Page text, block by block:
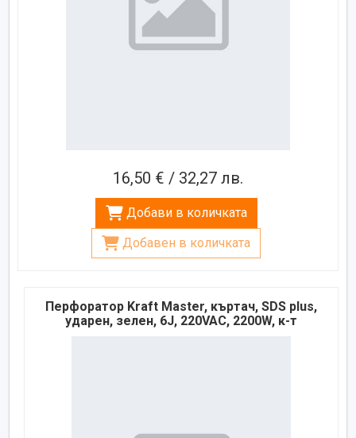
16,50 € / 32,27 лв.
Добави в количката
Добавен в количката
Перфоратор Kraft Master, къртач, SDS plus,
ударен, зелен, 6J, 220VAC, 2200W, к-т